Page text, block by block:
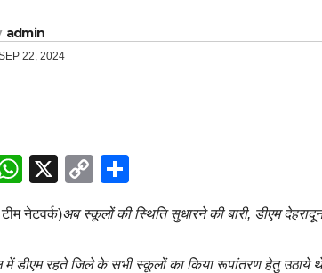
admin
22, 2024
W
h
at
s
X
C
p
y
ar
e
नेटवर्क)अब स्कूलों की स्थिति सुधारने की बारी, डीएम
में डीएम रहते जिले के सभी स्कूलों का किया रूपांतरण हेतु उठाये